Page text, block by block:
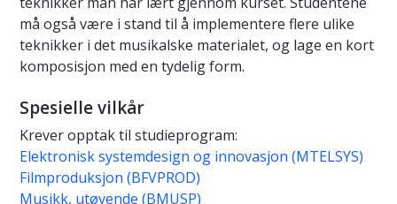
må også være i stand til å implementere flere ulike
teknikker i det musikalske materialet, og lage en kort
komposisjon med en tydelig form.
Spesielle vilkår
Krever opptak til studieprogram:
Elektronisk systemdesign og innovasjon (MTELSYS)
Filmproduksjon (BFVPROD)
Musikk, utøvende (BMUSP)